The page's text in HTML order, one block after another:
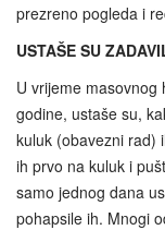
prezreno pogleda i
USTAŠE SU
U vrijeme masovnog
godine, ustaše su,
kuluk (obavezni rad)
ih prvo na kuluk i
samo jednog dana
pohapsile ih. Mnogi